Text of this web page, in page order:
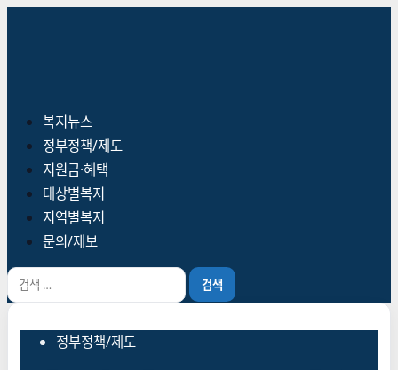
복지뉴스
정부정책/제도
지원금·혜택
대상별복지
지역별복지
문의/제보
검
색:
정부정책/제도